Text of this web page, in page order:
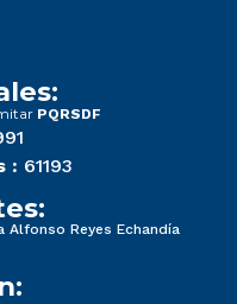
PQRSDF
: 61193
Alfonso Reyes Echandía